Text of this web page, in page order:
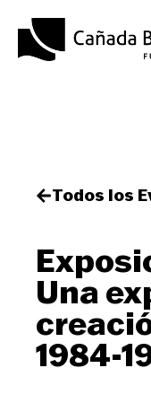
Todos los
Una
1984-